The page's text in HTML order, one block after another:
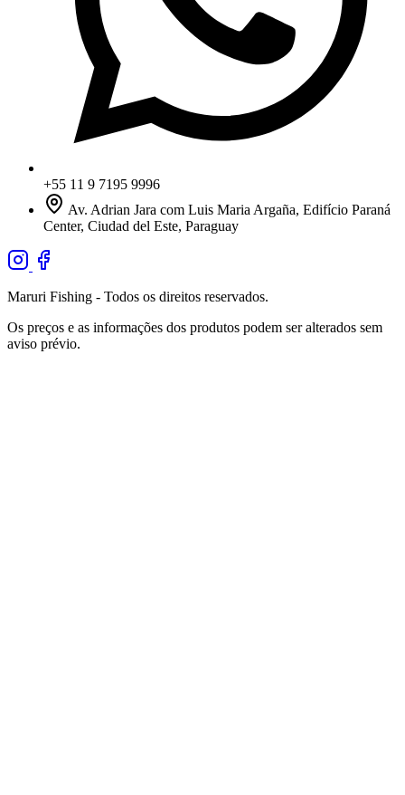
+55 11 9 7195 9996
Av. Adrian Jara com Luis Maria Argaña, Edifício Paraná
Center, Ciudad del Este, Paraguay
Maruri Fishing - Todos os direitos reservados.
Os preços e as informações dos produtos podem ser alterados sem
aviso prévio.